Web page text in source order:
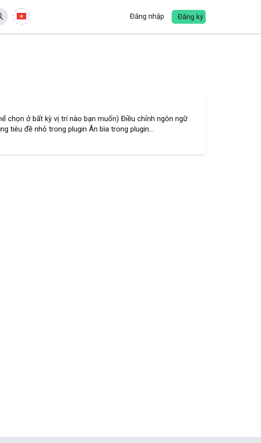
Đăng nhập Đăng ký
chọn ở bất kỳ vị trí nào bạn muốn) Điều chỉnh ngôn ngữ
tiêu đề nhỏ trong plugin Ân bìa trong plugin...